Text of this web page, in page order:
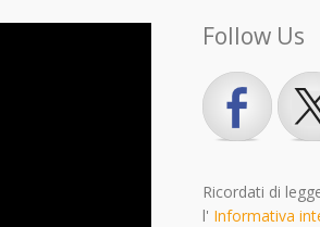
Follow Us
Ricordati di
l' Informativa